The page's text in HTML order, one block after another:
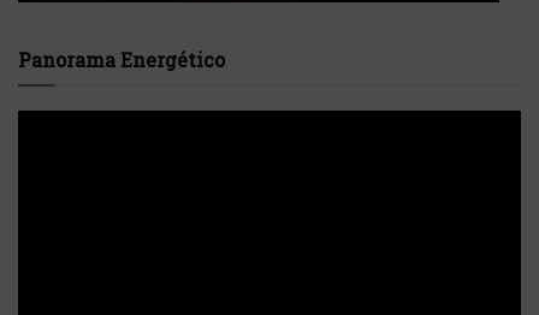
Panorama Energético